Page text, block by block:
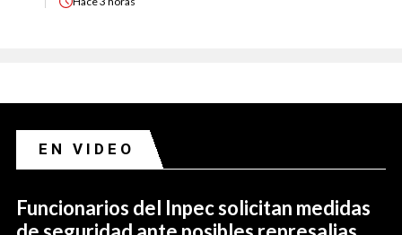
EN VIDEO
Funcionarios del Inpec solicitan medidas